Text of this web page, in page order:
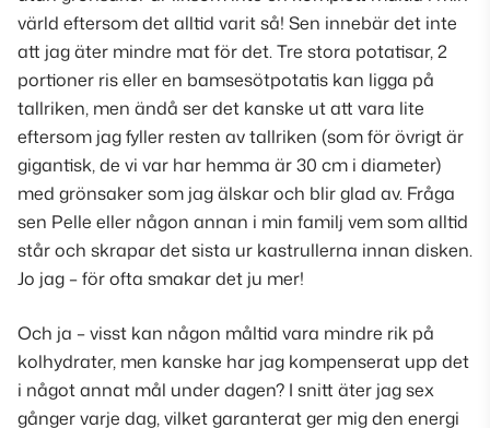
värld eftersom det alltid varit så! Sen innebär det inte
att jag äter mindre mat för det. Tre stora potatisar, 2
portioner ris eller en bamsesötpotatis kan ligga på
tallriken, men ändå ser det kanske ut att vara lite
eftersom jag fyller resten av tallriken (som för övrigt är
gigantisk, de vi var har hemma är 30 cm i diameter)
med grönsaker som jag älskar och blir glad av. Fråga
sen Pelle eller någon annan i min familj vem som alltid
står och skrapar det sista ur kastrullerna innan disken.
Jo jag – för ofta smakar det ju mer!
Och ja – visst kan någon måltid vara mindre rik på
kolhydrater, men kanske har jag kompenserat upp det
i något annat mål under dagen? I snitt äter jag sex
gånger varje dag, vilket garanterat ger mig den energi